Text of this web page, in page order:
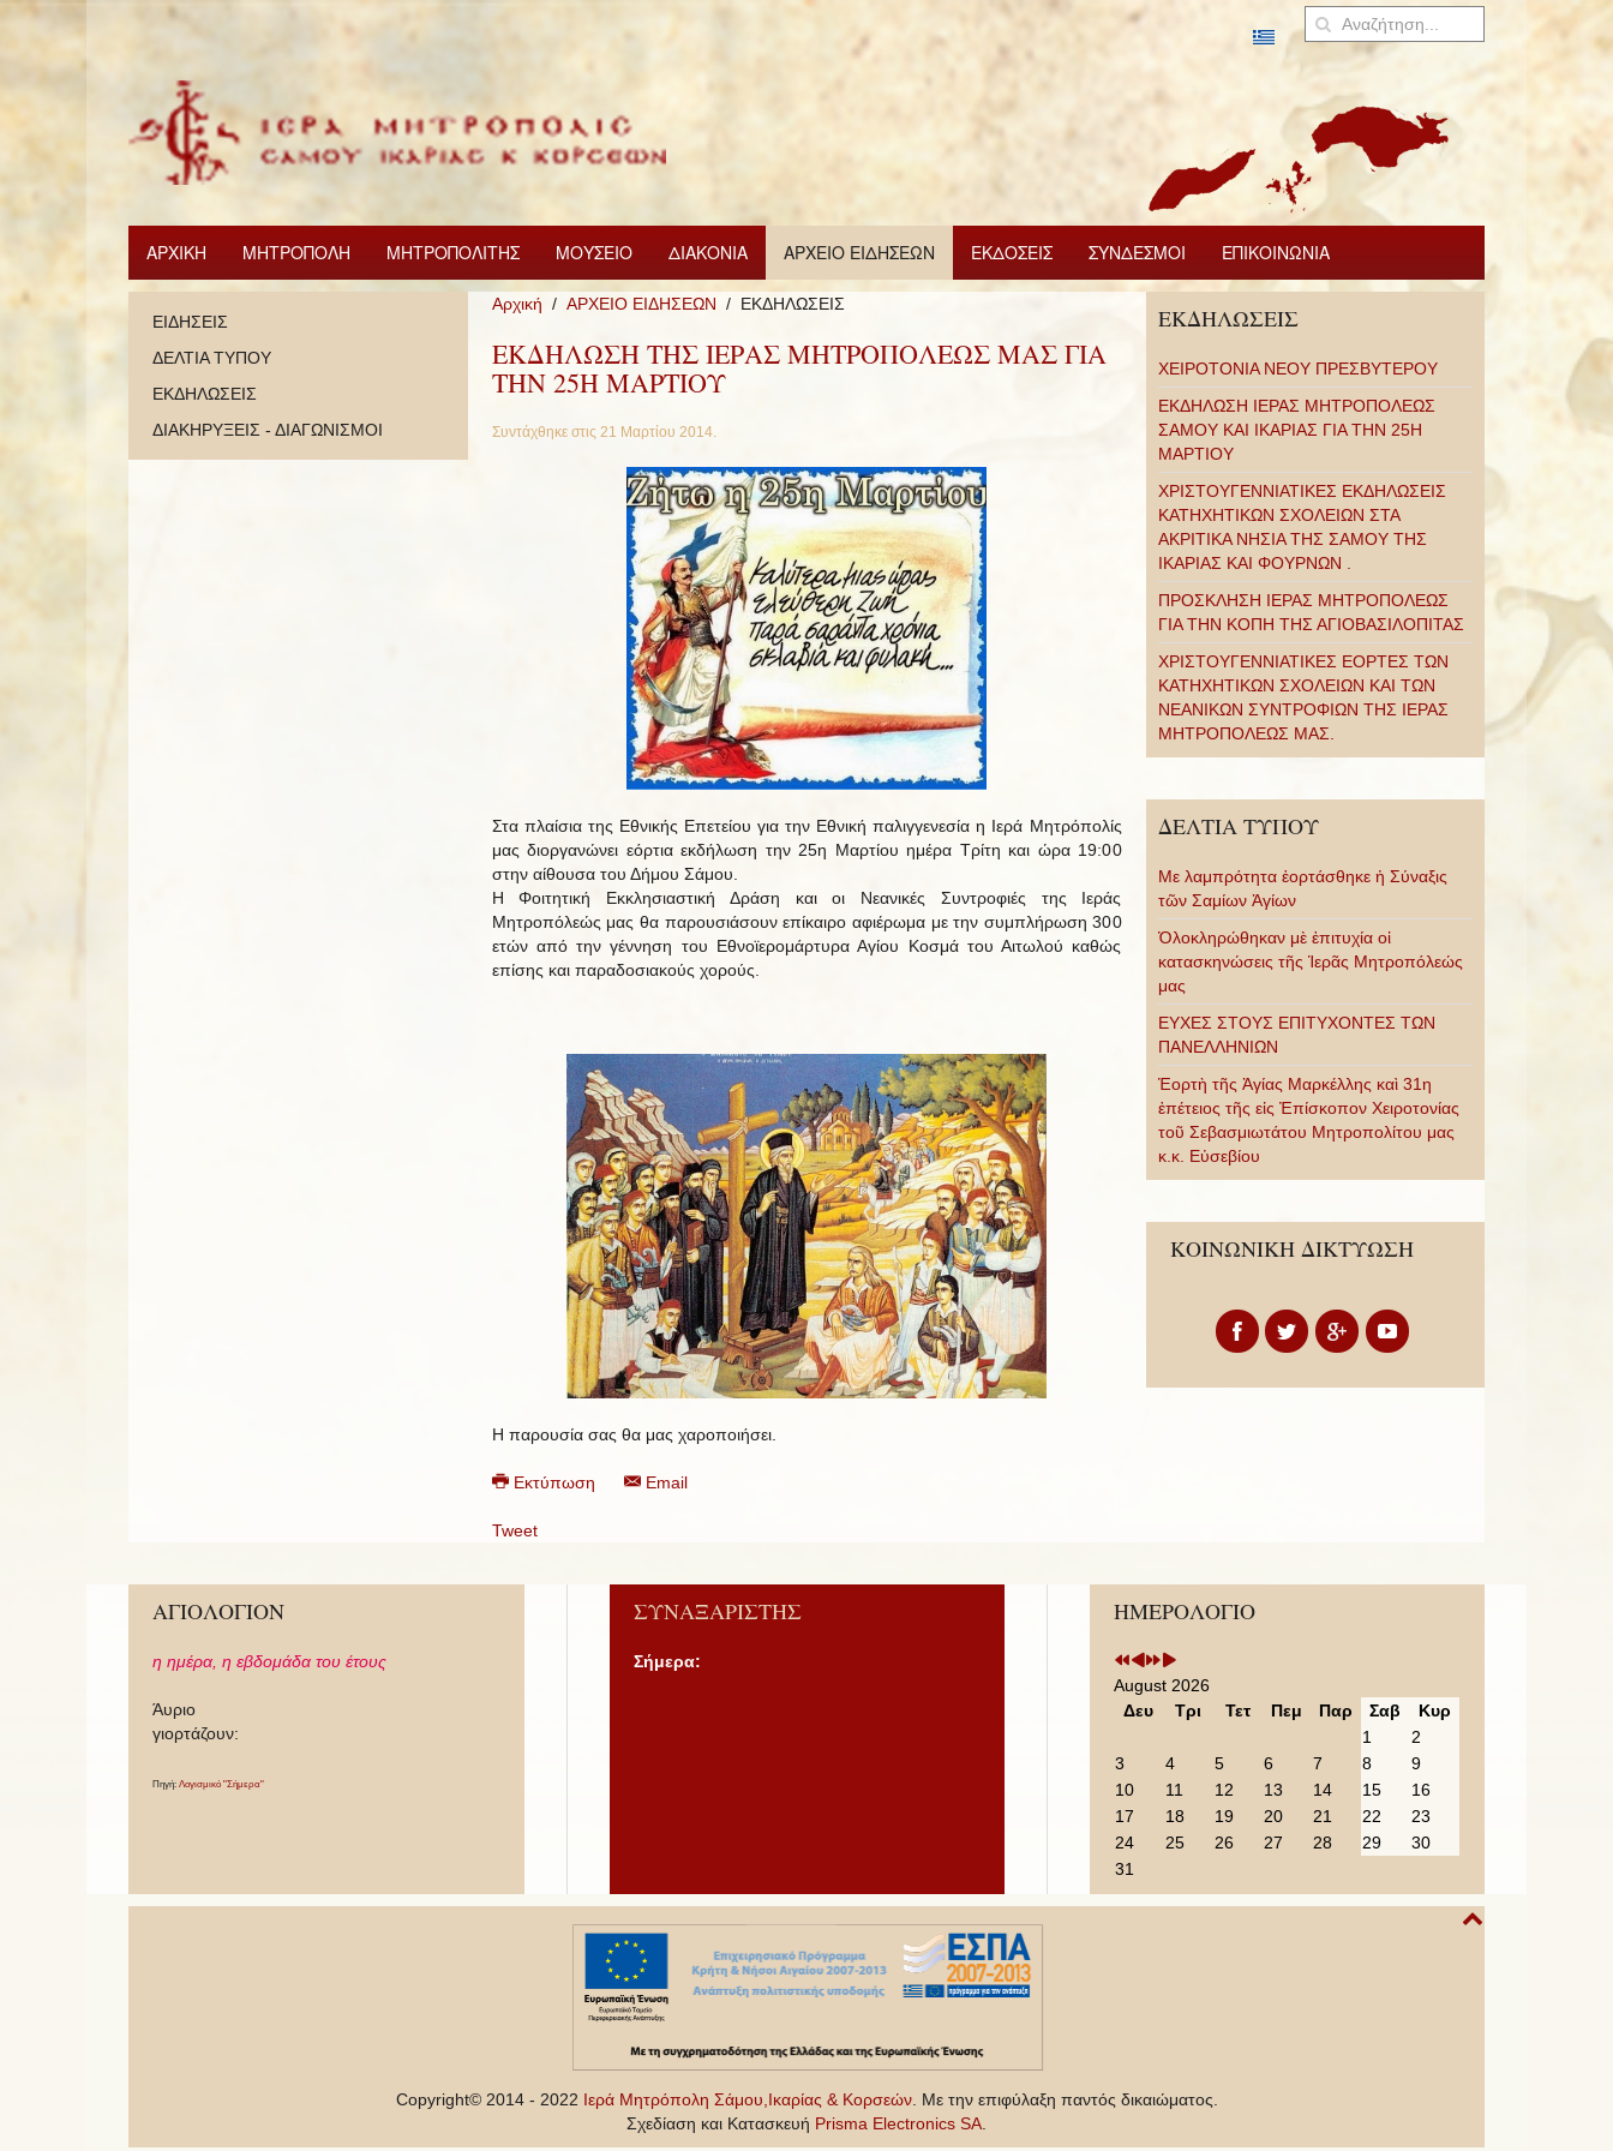
ΑΡΧΙΚΗ ΜΗΤΡΟΠΟΛΗ ΜΗΤΡΟΠΟΛΙΤΗΣ ΜΟΥΣΕΙΟ ΔΙΑΚΟΝΙΑ ΑΡΧΕΙΟ ΕΙΔΗΣΕΩΝ ΕΚΔΟΣΕΙΣ ΣΥΝΔΕΣΜΟΙ ΕΠΙΚΟΙΝΩΝΙΑ
Αρχική ΑΡΧΕΙΟ ΕΙΔΗΣΕΩΝ ΕΚΔΗΛΩΣΕΙΣ
ΕΚΔΗΛΩΣΗ ΤΗΣ ΙΕΡΑΣ ΜΗΤΡΟΠΟΛΕΩΣ ΜΑΣ ΓΙΑ
ΤΗΝ 25Η ΜΑΡΤΙΟΥ
Συντάχθηκε στις 21 Μαρτίου 2014.
Στα πλαίσια της Εθνικής Επετείου για την Εθνική παλιγγενεσία η Ιερά Μητρόπολίς
μας διοργανώνει εόρτια εκδήλωση την 25η Μαρτίου ημέρα Τρίτη και ώρα 19:00
στην αίθουσα του Δήμου Σάμου.
Η Φοιτητική Εκκλησιαστική Δράση και οι Νεανικές Συντροφιές της Ιεράς
Μητροπόλεώς μας θα παρουσιάσουν επίκαιρο αφιέρωμα με την συμπλήρωση 300
ετών από την γέννηση του Εθνοϊερομάρτυρα Αγίου Κοσμά του Αιτωλού καθώς
επίσης και παραδοσιακούς χορούς.
Η παρουσία σας θα μας χαροποιήσει.
Εκτύπωση Email
Tweet
ΕΙΔΗΣΕΙΣ
ΔΕΛΤΙΑ ΤΥΠΟΥ
ΕΚΔΗΛΩΣΕΙΣ
ΔΙΑΚΗΡΥΞΕΙΣ - ΔΙΑΓΩΝΙΣΜΟΙ
ΕΚΔΗΛΩΣΕΙΣ
ΧΕΙΡΟΤΟΝΙΑ ΝΕΟΥ ΠΡΕΣΒΥΤΕΡΟΥ
ΕΚΔΗΛΩΣΗ ΙΕΡΑΣ ΜΗΤΡΟΠΟΛΕΩΣ
ΣΑΜΟΥ ΚΑΙ ΙΚΑΡΙΑΣ ΓΙΑ ΤΗΝ 25Η
ΜΑΡΤΙΟΥ
ΧΡΙΣΤΟΥΓΕΝΝΙΑΤΙΚΕΣ ΕΚΔΗΛΩΣΕΙΣ
ΚΑΤΗΧΗΤΙΚΩΝ ΣΧΟΛΕΙΩΝ ΣΤΑ
ΑΚΡΙΤΙΚΑ ΝΗΣΙΑ ΤΗΣ ΣΑΜΟΥ ΤΗΣ
ΙΚΑΡΙΑΣ ΚΑΙ ΦΟΥΡΝΩΝ .
ΠΡΟΣΚΛΗΣΗ ΙΕΡΑΣ ΜΗΤΡΟΠΟΛΕΩΣ
ΓΙΑ ΤΗΝ ΚΟΠΗ ΤΗΣ ΑΓΙΟΒΑΣΙΛΟΠΙΤΑΣ
ΧΡΙΣΤΟΥΓΕΝΝΙΑΤΙΚΕΣ ΕΟΡΤΕΣ ΤΩΝ
ΚΑΤΗΧΗΤΙΚΩΝ ΣΧΟΛΕΙΩΝ ΚΑΙ ΤΩΝ
ΝΕΑΝΙΚΩΝ ΣΥΝΤΡΟΦΙΩΝ ΤΗΣ ΙΕΡΑΣ
ΜΗΤΡΟΠΟΛΕΩΣ ΜΑΣ.
ΔΕΛΤΙΑ ΤΥΠΟΥ
Με λαμπρότητα ἑορτάσθηκε ἡ Σύναξις
τῶν Σαμίων Ἁγίων
Ὁλοκληρώθηκαν μὲ ἐπιτυχία οἱ
κατασκηνώσεις τῆς Ἱερᾶς Μητροπόλεώς
μας
ΕΥΧΕΣ ΣΤΟΥΣ ΕΠΙΤΥΧΟΝΤΕΣ ΤΩΝ
ΠΑΝΕΛΛΗΝΙΩΝ
Ἑορτὴ τῆς Ἁγίας Μαρκέλλης καὶ 31η
ἐπέτειος τῆς εἰς Ἐπίσκοπον Χειροτονίας
τοῦ Σεβασμιωτάτου Μητροπολίτου μας
κ.κ. Εὐσεβίου
ΚΟΙΝΩΝΙΚΗ ΔΙΚΤΥΩΣΗ
ΑΓΙΟΛΟΓΙΟΝ
η ημέρα, η εβδομάδα του έτους
Άυριο
γιορτάζουν:
Πηγή: Λογισμικό "Σήμερα"
ΣΥΝΑΞΑΡΙΣΤΗΣ
Σήμερα:
ΗΜΕΡΟΛΟΓΙΟ
Previous
Year
Previous
Month
Next
Year
Next
Month
August 2026
Δευ
Τρι Τετ Πεμ Παρ Σαβ
Κυρ
1
2
3
4 5 6 7 8
9
10
11 12 13 14 15
16
17
18 19 20 21 22
23
24
25 26 27 28 29
30
31
Copyright© 2014 - 2022 Ιερά Μητρόπολη Σάμου,Ικαρίας & Κορσεών. Με την επιφύλαξη παντός δικαιώματος.
Σχεδίαση και Κατασκευή Prisma Electronics SA